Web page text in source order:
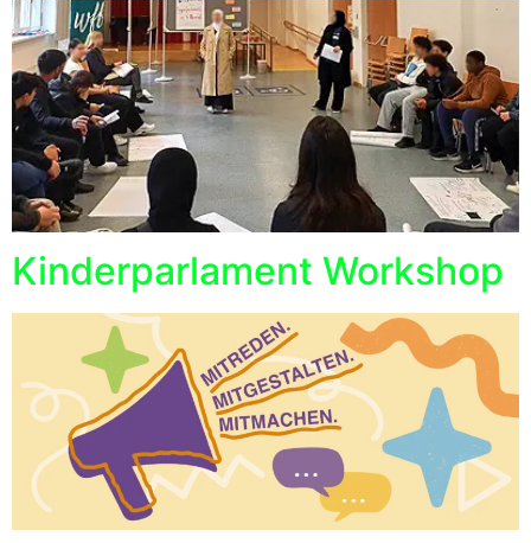
Kinderparlament Workshop